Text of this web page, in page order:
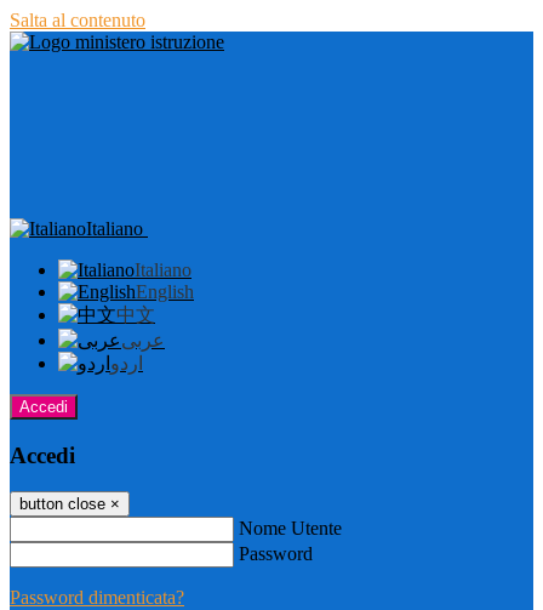
Salta al contenuto
Italiano
Italiano
English
中文
عربى
اردو
Accedi
Accedi
button close ×
Nome Utente
Password
Password dimenticata?